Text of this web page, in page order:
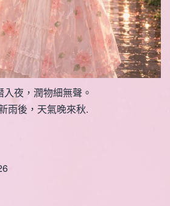
入夜，潤物細無聲。
雨後，天氣晚來秋.